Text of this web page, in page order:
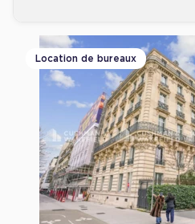
Location de bureaux